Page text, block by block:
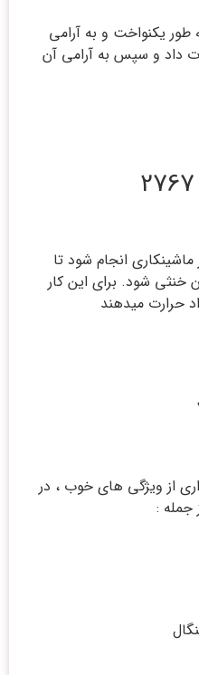
طور یکنواخت و به آرامی
حرارت داد و سپس به آرامی آن
انجام شود تا
خنثی شود. برای این کار
از ویژگی های خوب ، در
جمله :